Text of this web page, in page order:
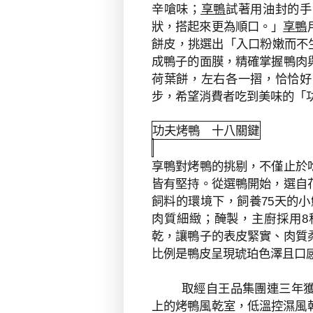
辛嗆味； 享鴨試著用油封的
狀，搭起來更為順口。」 享鴨
餅皮，挑選出「入口粉嫩而
成鴨子的面膜，精確掌握鴨
荷葉餅，左右各一摺，恰恰
步，希望消費者吃到美味的「
功夫烤鴨 十八關鍵
享鴨對烤鴨的挑剔，不僅止
皆有堅持。從選鴨開始，選
飼料的環境下，飼養75天的
肉質細緻；醃製，主廚採用8
乾，讓鴨子的表皮緊實、肉
比例是鴨皮呈現琥珀色澤且口
取經自王品集團連三年
上的烤鴨風乾室，低溫控濕風